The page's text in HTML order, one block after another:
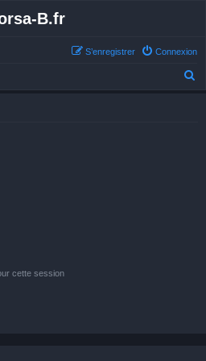
B.fr
Connexion
S’enregistrer
cette session